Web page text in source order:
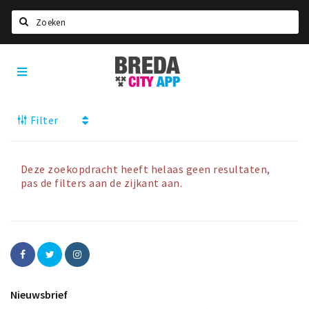
Home
Deals
Nieuws, interviews & blogs
Slapen
Recreatief
Breda
City
App
Filter
Deze zoekopdracht heeft helaas geen resultaten,
pas de filters aan de zijkant aan.
Nieuwsbrief